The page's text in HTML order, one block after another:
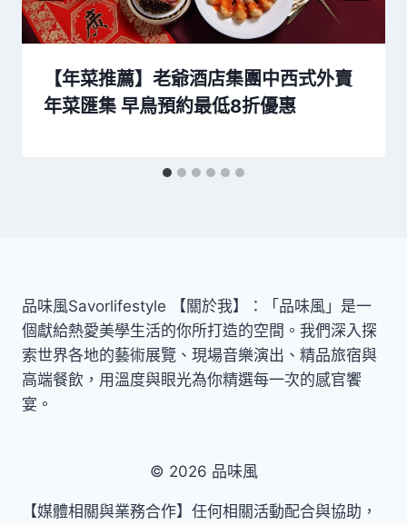
【年菜推薦】老爺酒店集團中西式外賣
年菜匯集 早鳥預約最低8折優惠
品味風Savorlifestyle 【關於我】：「品味風」是一
個獻給熱愛美學生活的你所打造的空間。我們深入探
索世界各地的藝術展覽、現場音樂演出、精品旅宿與
高端餐飲，用溫度與眼光為你精選每一次的感官饗
宴。
© 2026 品味風
【媒體相關與業務合作】任何相關活動配合與協助，